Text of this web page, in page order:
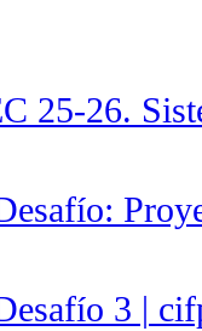
25-26.
3 |